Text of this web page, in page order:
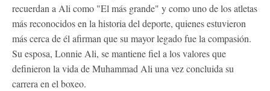
recuerdan a Ali como "El más grande" y como uno de los atletas
más reconocidos en la historia del deporte, quienes estuvieron
más cerca de él afirman que su mayor legado fue la compasión.
Su esposa, Lonnie Ali, se mantiene fiel a los valores que
definieron la vida de Muhammad Ali una vez concluida su
carrera en el boxeo.